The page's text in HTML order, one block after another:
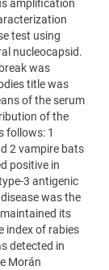
amplification
test using
nucleocapsid.
was
title was
of the serum
of the
follows: 1
2 vampire bats
positive in
3 antigenic
was the
its
index of rabies
detected in
Morán